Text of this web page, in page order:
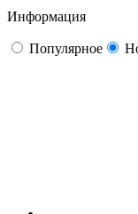
Информация
Популярное